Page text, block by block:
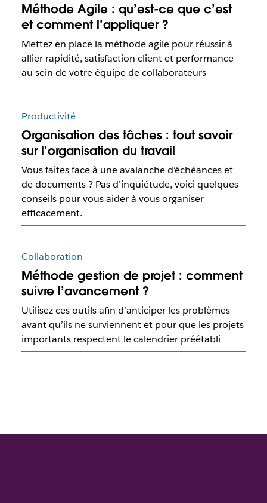
Méthode Agile : qu’est-ce que c’est
et comment l’appliquer ?
Mettez en place la méthode agile pour réussir à
allier rapidité, satisfaction client et performance
au sein de votre équipe de collaborateurs
Productivité
Organisation des tâches : tout savoir
sur l’organisation du travail
Vous faites face à une avalanche d’échéances et
de documents ? Pas d’inquiétude, voici quelques
conseils pour vous aider à vous organiser
efficacement.
Collaboration
Méthode gestion de projet : comment
suivre l’avancement ?
Utilisez ces outils afin d’anticiper les problèmes
avant qu’ils ne surviennent et pour que les projets
importants respectent le calendrier préétabli